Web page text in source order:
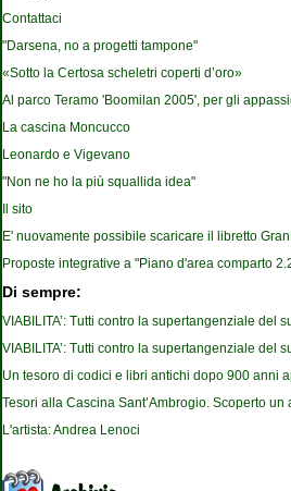
Contattaci
"Darsena, no a progetti tampone"
«Sotto la Certosa scheletri coperti d’oro»
Al parco Teramo 'Boomilan 2005', per gli
La cascina Moncucco
Leonardo e Vigevano
"Non ne ho la più squallida idea"
Il sito
E' nuovamente possibile scaricare il libretto
Proposte integrative a "Piano d'area comparto
Di sempre:
VIABILITA’: Tutti contro la supertangenziale del
VIABILITA’: Tutti contro la supertangenziale del
Un tesoro di codici e libri antichi dopo 900 anni
Tesori alla Cascina Sant’Ambrogio. Scoperto un
L'artista: Andrea Lenoci